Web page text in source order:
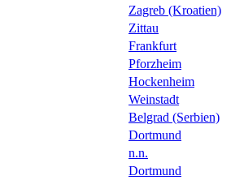
Zagreb (Kroatien)
Zittau
Frankfurt
Pforzheim
Hockenheim
Weinstadt
Belgrad (Serbien)
Dortmund
n.n.
Dortmund